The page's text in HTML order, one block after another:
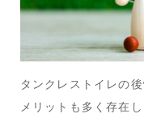
タンクレストイレの
メリットも多く存在し